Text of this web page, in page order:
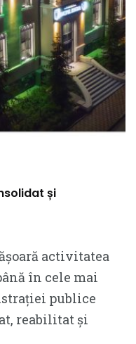
și
activitatea
în cele mai
publice
reabilitat și